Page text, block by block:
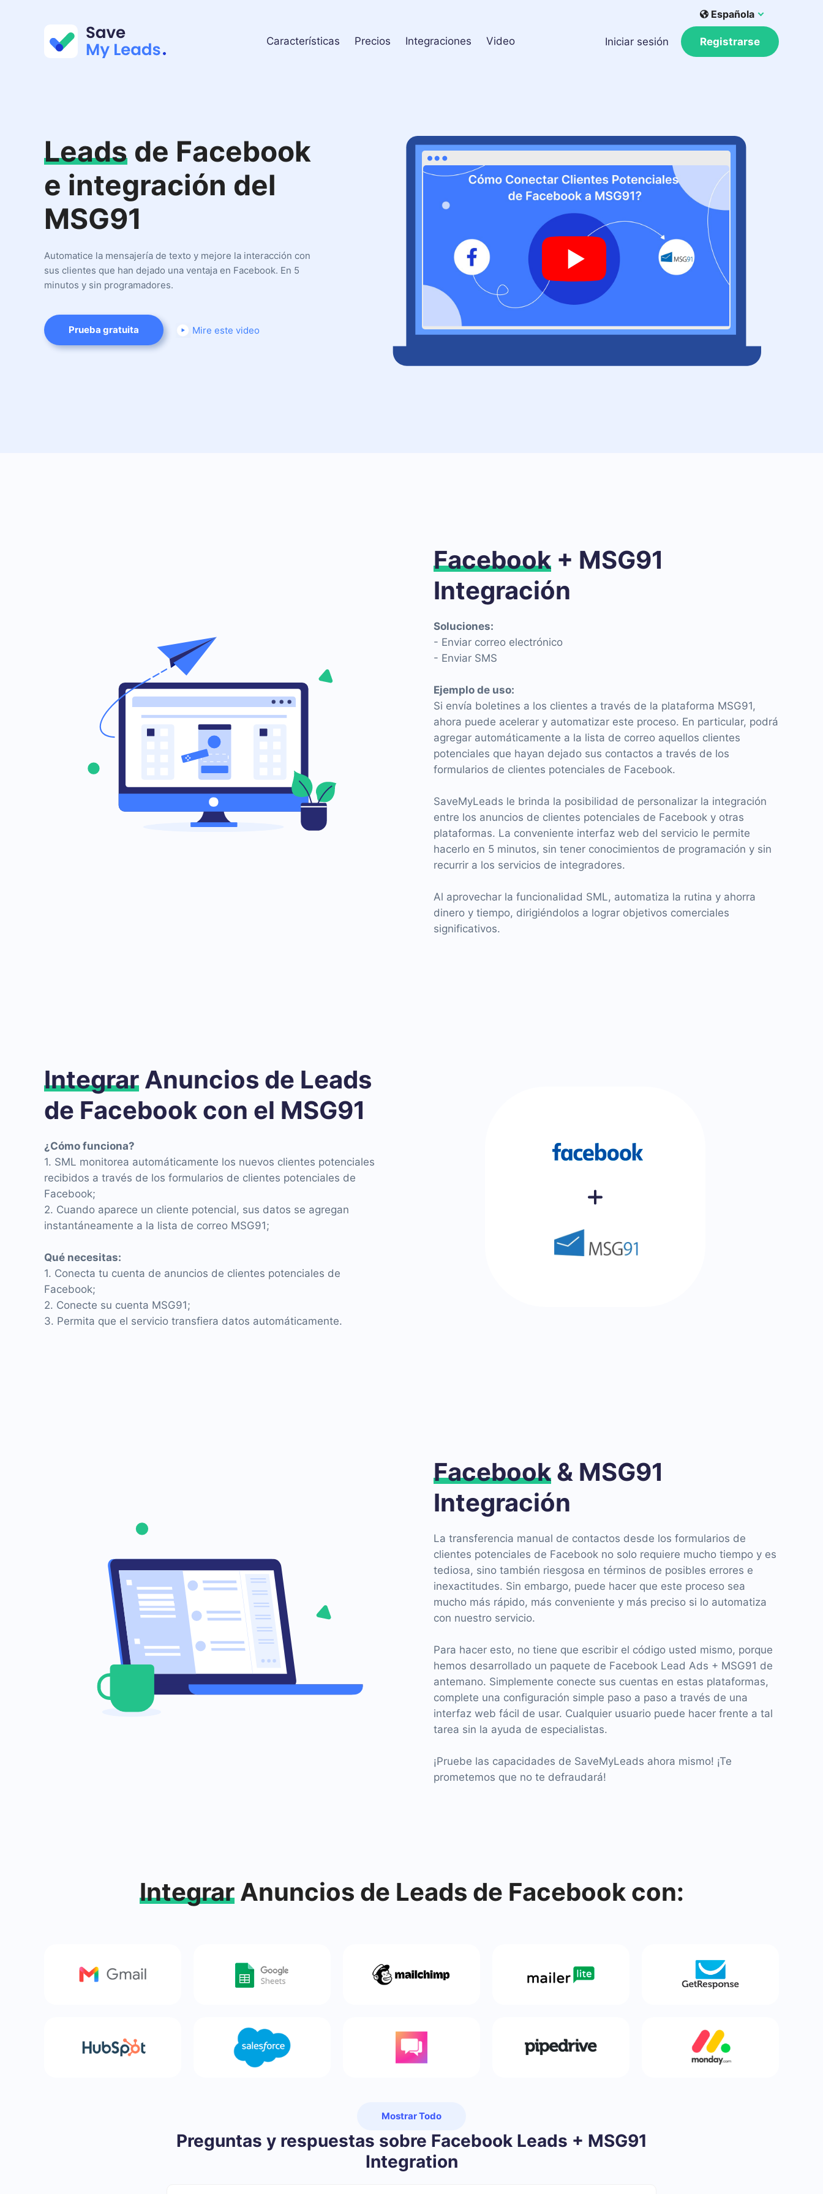
Características Precios Integraciones Video
Española
Iniciar sesión Registrarse
Leads de Facebook
e integración del
MSG91
Automatice la mensajería de texto y mejore la interacción con
sus clientes que han dejado una ventaja en Facebook. En 5
minutos y sin programadores.
Prueba gratuita Mire este video
Facebook + MSG91
Integración
Soluciones:
- Enviar correo electrónico
- Enviar SMS
Ejemplo de uso:
Si envía boletines a los clientes a través de la plataforma MSG91,
ahora puede acelerar y automatizar este proceso. En particular, podrá
agregar automáticamente a la lista de correo aquellos clientes
potenciales que hayan dejado sus contactos a través de los
formularios de clientes potenciales de Facebook.
SaveMyLeads le brinda la posibilidad de personalizar la integración
entre los anuncios de clientes potenciales de Facebook y otras
plataformas. La conveniente interfaz web del servicio le permite
hacerlo en 5 minutos, sin tener conocimientos de programación y sin
recurrir a los servicios de integradores.
Al aprovechar la funcionalidad SML, automatiza la rutina y ahorra
dinero y tiempo, dirigiéndolos a lograr objetivos comerciales
significativos.
Integrar Anuncios de Leads
de Facebook con el MSG91
¿Cómo funciona?
1. SML monitorea automáticamente los nuevos clientes potenciales
recibidos a través de los formularios de clientes potenciales de
Facebook;
2. Cuando aparece un cliente potencial, sus datos se agregan
instantáneamente a la lista de correo MSG91;
Qué necesitas:
1. Conecta tu cuenta de anuncios de clientes potenciales de
Facebook;
2. Conecte su cuenta MSG91;
3. Permita que el servicio transfiera datos automáticamente.
Facebook & MSG91
Integración
La transferencia manual de contactos desde los formularios de
clientes potenciales de Facebook no solo requiere mucho tiempo y es
tediosa, sino también riesgosa en términos de posibles errores e
inexactitudes. Sin embargo, puede hacer que este proceso sea
mucho más rápido, más conveniente y más preciso si lo automatiza
con nuestro servicio.
Para hacer esto, no tiene que escribir el código usted mismo, porque
hemos desarrollado un paquete de Facebook Lead Ads + MSG91 de
antemano. Simplemente conecte sus cuentas en estas plataformas,
complete una configuración simple paso a paso a través de una
interfaz web fácil de usar. Cualquier usuario puede hacer frente a tal
tarea sin la ayuda de especialistas.
¡Pruebe las capacidades de SaveMyLeads ahora mismo! ¡Te
prometemos que no te defraudará!
IntegrarAnuncios de Leads de Facebook con:
Mostrar Todo
Preguntas y respuestas sobre Facebook Leads + MSG91
Integration